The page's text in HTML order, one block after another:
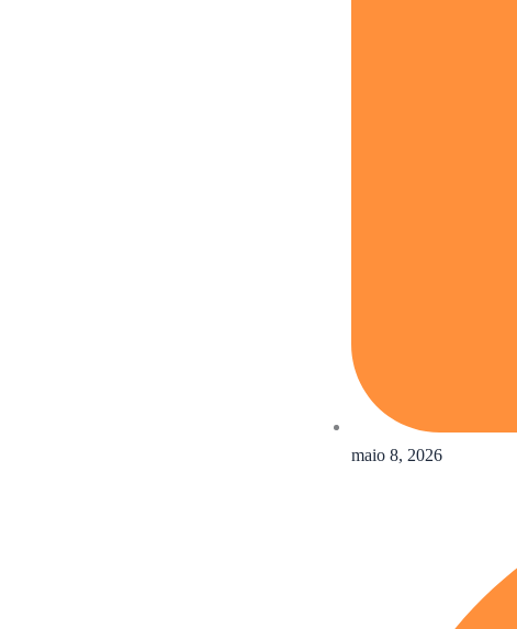
maio 8, 2026